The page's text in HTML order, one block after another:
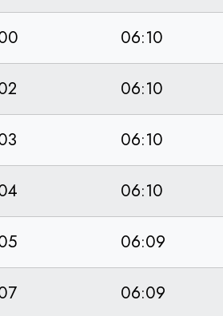
06:10
06:10
06:10
06:10
06:09
06:09